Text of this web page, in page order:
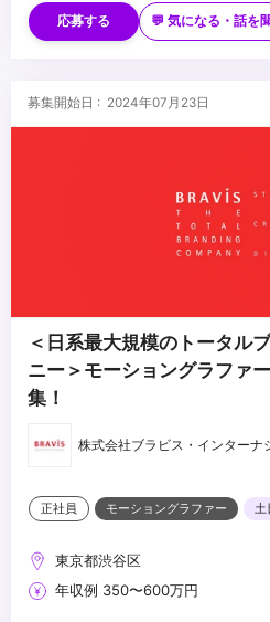
・CG演出(ライティング,コンポジッ
に関する業務経験
・UnityもしくはUnreal Engine4(5)
・リアルタイムレンダリングでの制
・映像編集、撮影処理の経験
・構図や演出に関する知識
...
応募する 💬 気になる・話を
募集開始日 : 2024年07月23日
＜日系最大規模のトータル
ニー＞モーショングラファ
集！
株式会社ブラビス・インターナ
正社員 モーショングラファー 土
東京都渋谷区
年収例 350〜600万円